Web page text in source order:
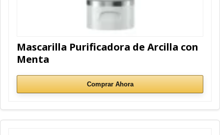
Mascarilla Purificadora de Arcilla con
Menta
Comprar Ahora